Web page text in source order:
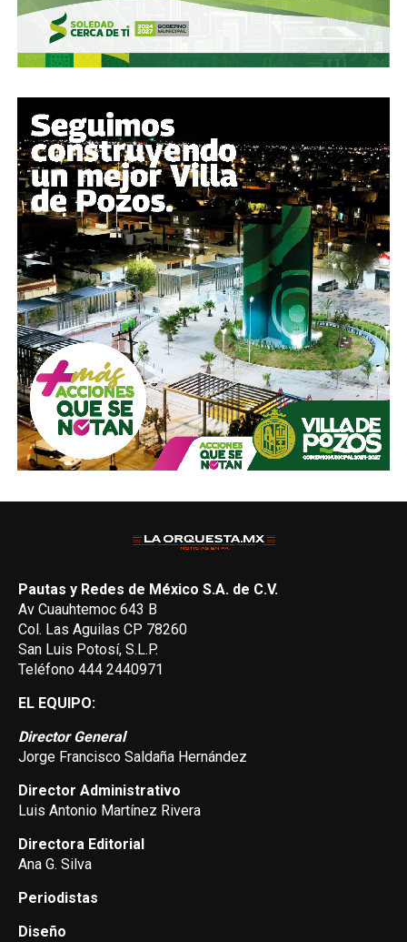
Pautas y Redes de México S.A. de C.V.
Av Cuauhtemoc 643 B
Col. Las Aguilas CP 78260
San Luis Potosí, S.L.P.
Teléfono 444 2440971
EL EQUIPO:
Director General
Jorge Francisco Saldaña Hernández
Director Administrativo
Luis Antonio Martínez Rivera
Directora Editorial
Ana G. Silva
Periodistas
Diseño